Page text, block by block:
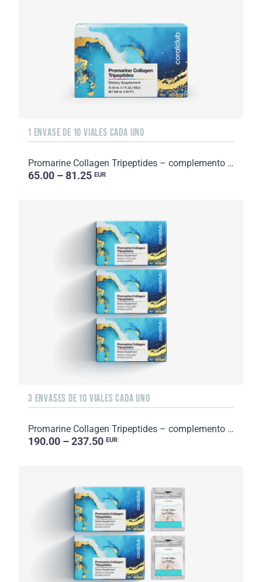
1 ENVASE DE 10 VIALES CADA UNO
Promarine Collagen Tripeptides – complemento alimenticio con azúcar y edulcorante. 1 envase de 1...
65.00 – 81.25 EUR
3 ENVASES DE 10 VIALES CADA UNO
Promarine Collagen Tripeptides – complemento alimenticio con azúcar y edulcorante. 3 envases de ...
190.00 – 237.50 EUR